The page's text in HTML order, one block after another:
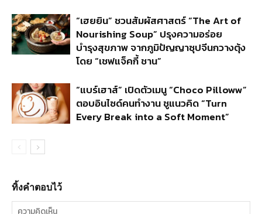
“เฮยยิน” ชวนสัมผัสศาสตร์ “The Art of
Nourishing Soup” ปรุงความอร่อย
บำรุงสุขภาพ จากภูมิปัญญาซุปจีนกวางตุ้ง
โดย “เชฟแจ็คกี้ ชาน”
“แบร์เฮาส์” เปิดตัวเมนู “Choco Pilloww”
ตอบอินไซด์คนทำงาน ชูแนวคิด “Turn
Every Break into a Soft Moment”
ทิ้งคำตอบไว้